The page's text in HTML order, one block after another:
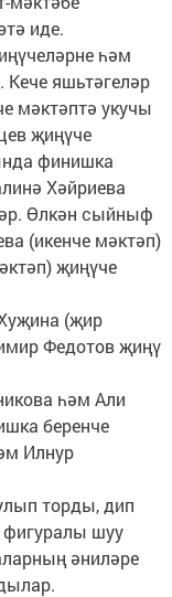
иде.
һәм
яшьтәгеләр
мәктәптә укучы
җиңүче
финишка
Хәйриева
Өлкән сыйныф
(икенче мәктәп)
җиңүче
(җир
Федотов җиңү
һәм Али
беренче
Илнур
торды, дип
шуу
әниләре